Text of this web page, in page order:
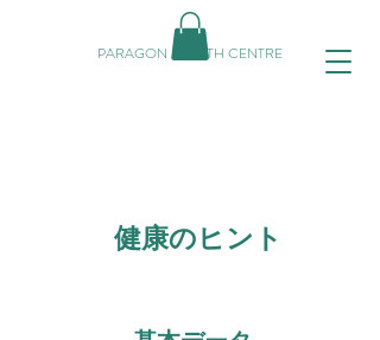
PARAGON HEALTH CENTRE
健康のヒント